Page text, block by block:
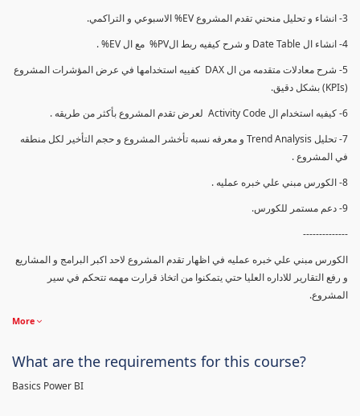
3- انشاء و تحليل منحني تقدم المشروع EV% الاسبوعي و التراكمي.
4- انشاء ال Date Table و شرح كيفيه ربط الPV% مع ال EV% .
5- شرح معادلات متقدمه من ال DAX كفييه استخدامها في عرض المؤشرات المشروع
(KPIs) بشكل دقيق.
6- كيفيه استخدام ال Activity Code لعرض تقدم المشروع بأكثر من طريقه .
7- تحليل Trend Analysis و معرفه نسبه تأخشر المشروع و حجم التأخير لكل منطقه
في المشروع .
8- الكورس مبني علي خبره عمليه .
9- دعم مستمر للكورس.
--------------
الكورس مبني علي خبره عمليه في اظهار تقدم المشروع لاحد اكبر البرامج و المشاريع
و رفع التقارير للاداره العليا حتي يتمكنوا من اتخاذ قرارت مهمه تتحكم في سير
المشروع.
More
What are the requirements for this course?
Basics Power BI